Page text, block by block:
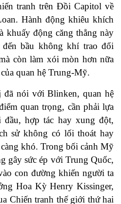
tranh trên Đồi Capitol về
Hành động khiêu khích
khuấy động căng thẳng này
bầu không khí trao đổi
còn làm xói mòn hơn nữa
quan hệ Trung-Mỹ.
nói với Blinken, quan hệ
quan trọng, cần phải lựa
hợp tác hay xung đột,
sử không có lối thoát hay
khó. Trong bối cảnh Mỹ
gây sức ép với Trung Quốc,
con đường khiến người ta
Hoa Kỳ Henry Kissinger,
Chiến tranh thế giới thứ hai